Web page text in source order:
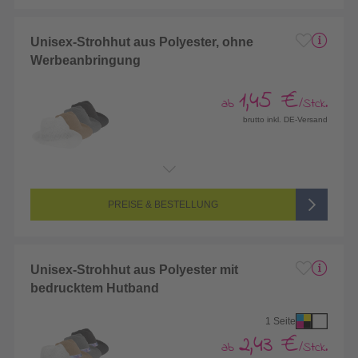
Unisex-Strohhut aus Polyester, ohne
Werbeanbringung
ab 1,45 €/Stck.
brutto inkl. DE-Versand
PREISE & BESTELLUNG
Unisex-Strohhut aus Polyester mit
bedrucktem Hutband
1 Seite
ab 2,43 €/Stck.